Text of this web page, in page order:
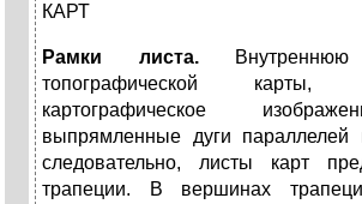
КАРТ
Рамки листа.
топографической карты,
картографическое
выпрямленные дуги
следовательно, листы карт
трапеции. В вершинах